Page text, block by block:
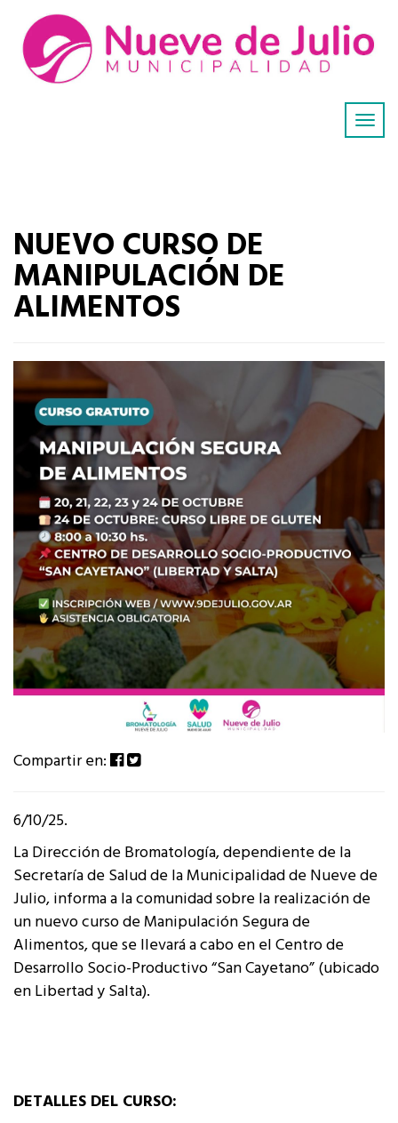
NUEVO CURSO DE
MANIPULACIÓN DE
ALIMENTOS
Compartir en:
6/10/25.
La Dirección de Bromatología, dependiente de la
Secretaría de Salud de la Municipalidad de Nueve de
Julio, informa a la comunidad sobre la realización de
un nuevo curso de Manipulación Segura de
Alimentos, que se llevará a cabo en el Centro de
Desarrollo Socio-Productivo “San Cayetano” (ubicado
en Libertad y Salta).
DETALLES DEL CURSO: